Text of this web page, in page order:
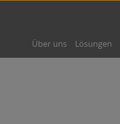
Über uns Lösungen